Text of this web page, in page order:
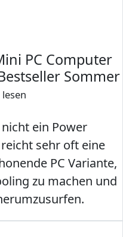
PC Computer
Sommer
lesen
ein Power
sehr oft eine
PC Variante,
zu machen und